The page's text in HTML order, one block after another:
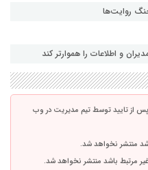
روایت‌ها
و اطلاعات را هموارتر کند
از تایید توسط تیم مدیریت در وب
منتشر نخواهد شد.
غیر مرتبط باشد منتشر نخواهد شد.